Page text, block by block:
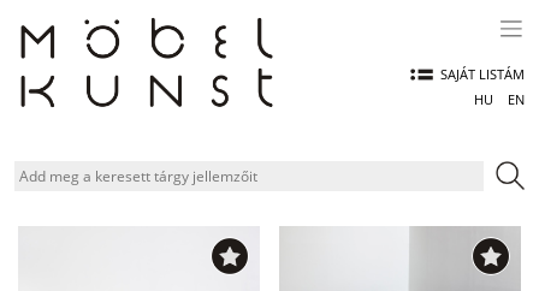
content
SAJÁT LISTÁM
HU
EN